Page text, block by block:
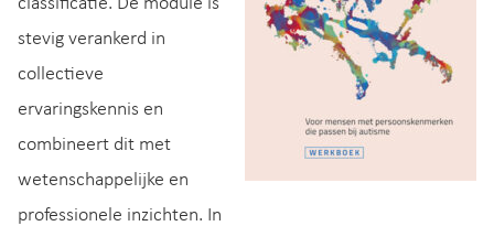
stevig verankerd in
collectieve
ervaringskennis en
combineert dit met
wetenschappelijke en
professionele inzichten. In